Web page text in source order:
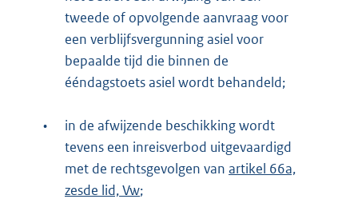
tweede of opvolgende aanvraag voor
een verblijfsvergunning asiel voor
bepaalde tijd die binnen de
ééndagstoets asiel wordt behandeld;
•
in de afwijzende beschikking wordt
tevens een inreisverbod uitgevaardigd
met de rechtsgevolgen van artikel 66a,
zesde lid, Vw;